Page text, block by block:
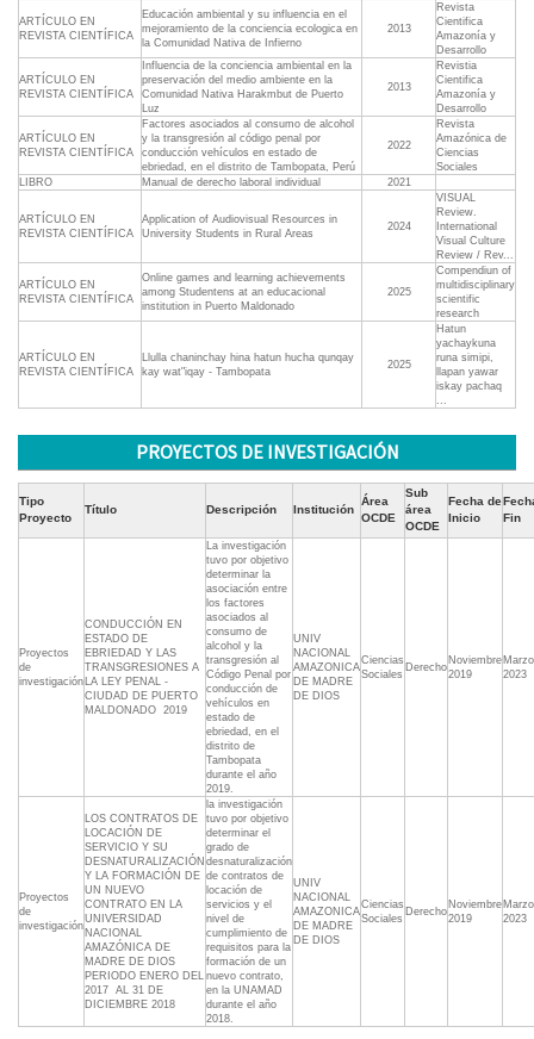
ARTÍCULO EN
REVISTA CIENTÍFICA
Educación ambiental y su influencia en el
mejoramiento de la conciencia ecologica en
la Comunidad Nativa de Infierno
2013
Revista
Cientifica
Amazonía y
Desarrollo
ARTÍCULO EN
REVISTA CIENTÍFICA
Influencia de la conciencia ambiental en la
preservación del medio ambiente en la
Comunidad Nativa Harakmbut de Puerto
Luz
2013
Revistia
Cientifica
Amazonía y
Desarrollo
ARTÍCULO EN
REVISTA CIENTÍFICA
Factores asociados al consumo de alcohol
y la transgresión al código penal por
conducción vehículos en estado de
ebriedad, en el distrito de Tambopata, Perú
2022
Revista
Amazónica de
Ciencias
Sociales
LIBRO
Manual de derecho laboral individual 2021
ARTÍCULO EN
REVISTA CIENTÍFICA
Application of Audiovisual Resources in
University Students in Rural Areas
2024
VISUAL
Review.
International
Visual Culture
Review / Rev...
ARTÍCULO EN
REVISTA CIENTÍFICA
Online games and learning achievements
among Studentens at an educacional
institution in Puerto Maldonado
2025
Compendiun of
multidisciplinary
scientific
research
ARTÍCULO EN
REVISTA CIENTÍFICA
Llulla chaninchay hina hatun hucha qunqay
kay wat"iqay - Tambopata
2025
Hatun
yachaykuna
runa simipi,
llapan yawar
iskay pachaq
...
PROYECTOS DE INVESTIGACIÓN
Tipo
Proyecto
Título Descripción Institución
Área
OCDE
Sub
área
OCDE
Fecha de
Inicio
Fin
Proyectos
de
investigación
CONDUCCIÓN EN
ESTADO DE
EBRIEDAD Y LAS
TRANSGRESIONES A
LA LEY PENAL -
CIUDAD DE PUERTO
MALDONADO  2019
La investigación
tuvo por objetivo
determinar la
asociación entre
los factores
asociados al
consumo de
alcohol y la
transgresión al
Código Penal por
conducción de
vehículos en
estado de
ebriedad, en el
distrito de
Tambopata
durante el año
2019.
UNIV
NACIONAL
AMAZONICA
DE MADRE
DE DIOS
Ciencias
Sociales
Derecho
Noviembre
2019
Marzo
2023
Proyectos
de
investigación
LOS CONTRATOS DE
LOCACIÓN DE
SERVICIO Y SU
DESNATURALIZACIÓN
Y LA FORMACIÓN DE
UN NUEVO
CONTRATO EN LA
UNIVERSIDAD
NACIONAL
AMAZÓNICA DE
MADRE DE DIOS
PERIODO ENERO DEL
2017  AL 31 DE
DICIEMBRE 2018
la investigación
tuvo por objetivo
determinar el
grado de
desnaturalización
de contratos de
locación de
servicios y el
nivel de
cumplimiento de
requisitos para la
formación de un
nuevo contrato,
en la UNAMAD
durante el año
2018.
UNIV
NACIONAL
AMAZONICA
DE MADRE
DE DIOS
Ciencias
Sociales
Derecho
Noviembre
2019
Marzo
2023